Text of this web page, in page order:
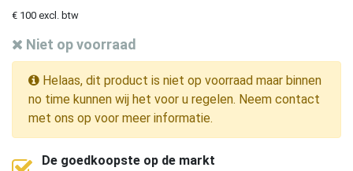
€ 100 excl. btw
Niet op voorraad
Helaas, dit product is niet op voorraad maar binnen
no time kunnen wij het voor u regelen. Neem contact
met ons op voor meer informatie.
De goedkoopste op de markt